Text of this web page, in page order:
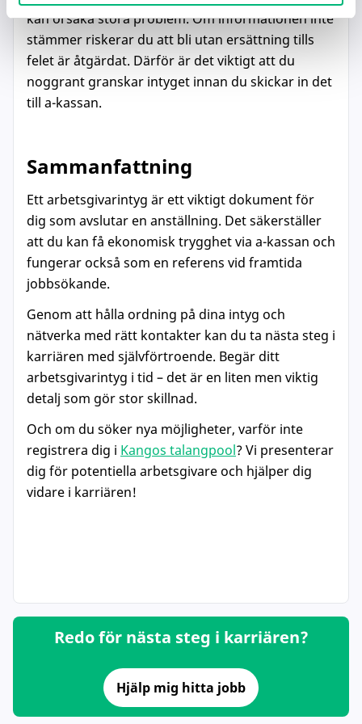
kan orsaka stora problem. Om informationen inte
stämmer riskerar du att bli utan ersättning tills
felet är åtgärdat. Därför är det viktigt att du
noggrant granskar intyget innan du skickar in det
till a-kassan.
Sammanfattning
Ett arbetsgivarintyg är ett viktigt dokument för
dig som avslutar en anställning. Det säkerställer
att du kan få ekonomisk trygghet via a-kassan och
fungerar också som en referens vid framtida
jobbsökande.
Genom att hålla ordning på dina intyg och
nätverka med rätt kontakter kan du ta nästa steg i
karriären med självförtroende. Begär ditt
arbetsgivarintyg i tid – det är en liten men viktig
detalj som gör stor skillnad.
Och om du söker nya möjligheter, varför inte
registrera dig i Kangos talangpool? Vi presenterar
dig för potentiella arbetsgivare och hjälper dig
vidare i karriären!
Redo för nästa steg i karriären?
Hjälp mig hitta jobb